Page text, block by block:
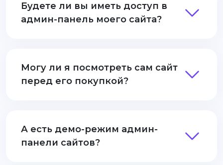
Будете ли вы иметь доступ в
админ-панель моего сайта?
Могу ли я посмотреть сам сайт
перед его покупкой?
А есть демо-режим админ-
панели сайтов?